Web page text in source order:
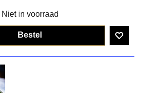
Niet in voorraad
Bestel